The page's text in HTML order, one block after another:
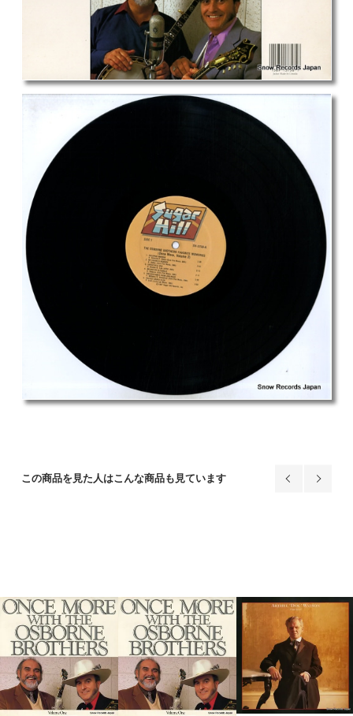
この商品を見た人はこんな商品も見ています